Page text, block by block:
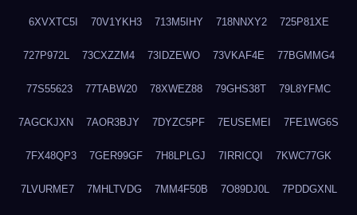
6XVXTC5I 70V1YKH3 713M5IHY 718NNXY2 725P81XE
727P972L 73CXZZM4 73IDZEWO 73VKAF4E 77BGMMG4
77S55623 77TABW20 78XWEZ88 79GHS38T 79L8YFMC
7AGCKJXN 7AOR3BJY 7DYZC5PF 7EUSEMEI 7FE1WG6S
7FX48QP3 7GER99GF 7H8LPLGJ 7IRRICQI 7KWC77GK
7LVURME7 7MHLTVDG 7MM4F50B 7O89DJ0L 7PDDGXNL